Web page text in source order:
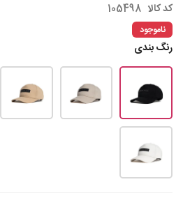
کد کالا 105498
ناموجود
رنگ بندی